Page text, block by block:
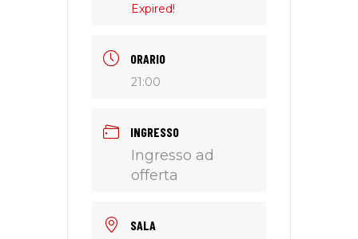
Expired!
ORARIO
21:00
INGRESSO
Ingresso ad
offerta
SALA